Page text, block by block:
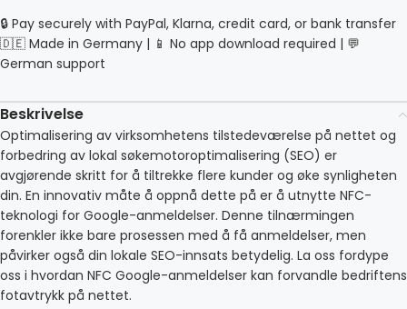
🔒 Pay securely with PayPal, Klarna, credit card, or bank transfer
🇩🇪 Made in Germany | 📱 No app download required | 💬
German support
Beskrivelse
Optimalisering av virksomhetens tilstedeværelse på nettet og
forbedring av lokal søkemotoroptimalisering (SEO) er
avgjørende skritt for å tiltrekke flere kunder og øke synligheten
din. En innovativ måte å oppnå dette på er å utnytte NFC-
teknologi for Google-anmeldelser. Denne tilnærmingen
forenkler ikke bare prosessen med å få anmeldelser, men
påvirker også din lokale SEO-innsats betydelig. La oss fordype
oss i hvordan NFC Google-anmeldelser kan forvandle bedriftens
fotavtrykk på nettet.